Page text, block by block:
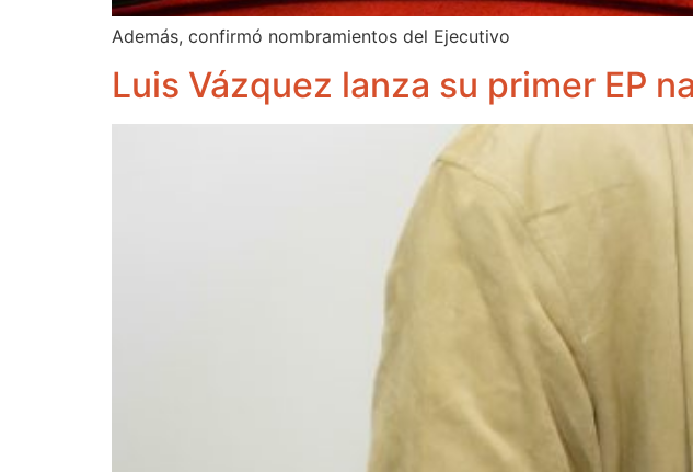
Además, confirmó nombramientos del Ejecutivo
Luis Vázquez lanza su primer EP